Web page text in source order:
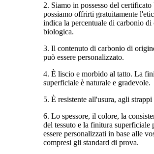
2. Siamo in possesso del
possiamo offrirti gratuitamente
indica la percentuale di carbonio di
biologica.
3. Il contenuto di carbonio di
può essere personalizzato.
4. È liscio e morbido al tatto. La
superficiale è naturale e gradevole.
5. È resistente all'usura, agli strappi
6. Lo spessore, il colore, la
del tessuto e la finitura superficiale
essere personalizzati in base alle
compresi gli standard di prova.